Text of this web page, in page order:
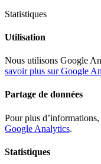
Statistiques
Utilisation
Nous utilisons Google
savoir plus sur Google
Partage de données
Pour plus
Google Analytics.
Statistiques